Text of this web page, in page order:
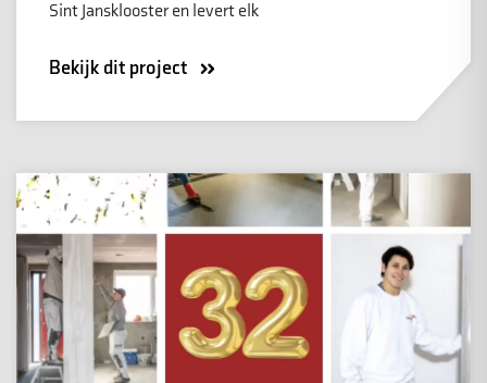
Sint Jansklooster en levert elk
Bekijk dit project